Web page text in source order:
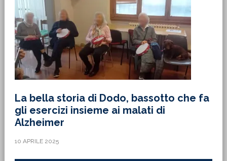
La bella storia di Dodo, bassotto che fa
gli esercizi insieme ai malati di
Alzheimer
10 APRILE 2025